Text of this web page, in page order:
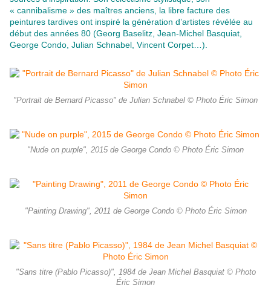
« cannibalisme » des maîtres anciens, la libre facture des
peintures tardives ont inspiré la génération d’artistes révélée au
début des années 80 (Georg Baselitz, Jean-Michel Basquiat,
George Condo, Julian Schnabel, Vincent Corpet…).
"Portrait de Bernard Picasso" de Julian Schnabel © Photo Éric Simon
"Nude on purple", 2015 de George Condo © Photo Éric Simon
"Painting Drawing", 2011 de George Condo © Photo Éric Simon
"Sans titre (Pablo Picasso)", 1984 de Jean Michel Basquiat © Photo
Éric Simon